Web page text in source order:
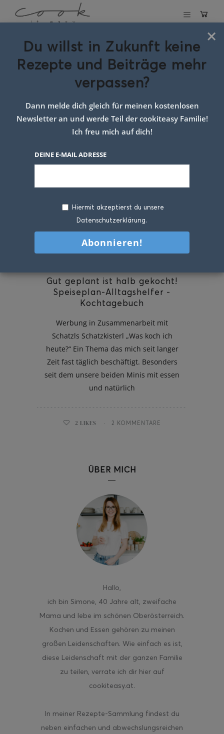
Schlagwort:
chezsimonemarie
kochtagebuch
google
Gut geplant ist halb gekocht!
Speiseplan-Alltagshelfer -
Kochtagebuch
Werbung in Zusammenarbeit mit
Schatzls Schatzkisterl „Was koch ich
heute?“ Ein Thema das mich seit langer
Zeit fast täglich beschäftigt. Besonders
seit dem unsere beiden Minis mit essen
und natürlich
2 LIKES 2 KOMMENTARE
ÜBER MICH
Hallo,
ich bin Simone, 40 Jahre alt, zweifache
Mama und lebe im schönen Oberösterreich.
Kochen und Essen gehören zu meinen
großen Leidenschaften. Wie einfach es ist,
diese Leidenschaft mit der ganzen Familie
zu teilen, verrate ich dir hier auf
cookiteasy.at.
In meiner Rezepte-Sammlung findest du
neben einfachen und abwechslungsreichen
×
Du willst in Zukunft keine
Rezepte und Beiträge mehr
verpassen?
Dann melde dich gleich für meinen kostenlosen
Newsletter an und werde Teil der cookiteasy Familie!
Ich freu mich auf dich!
DEINE E-MAIL ADRESSE
Hiermit akzeptierst du unsere
Datenschutzerklärung.